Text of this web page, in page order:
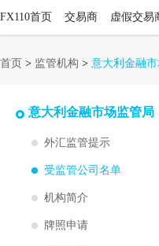
FX110首页 交易商 虚假交易
首页 > 监管机构 > 意大利金融
意大利金融市场监管局
外汇监管提示
受监管公司名单
机构简介
牌照申请